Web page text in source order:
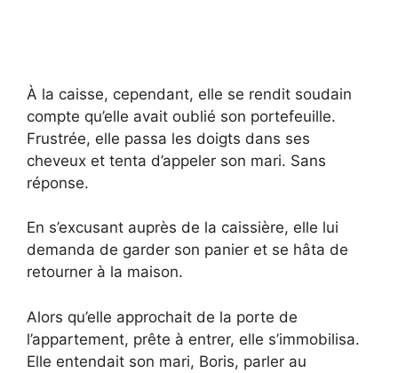
À la caisse, cependant, elle se rendit soudain
compte qu’elle avait oublié son portefeuille.
Frustrée, elle passa les doigts dans ses
cheveux et tenta d’appeler son mari. Sans
réponse.
En s’excusant auprès de la caissière, elle lui
demanda de garder son panier et se hâta de
retourner à la maison.
Alors qu’elle approchait de la porte de
l’appartement, prête à entrer, elle s’immobilisa.
Elle entendait son mari, Boris, parler au